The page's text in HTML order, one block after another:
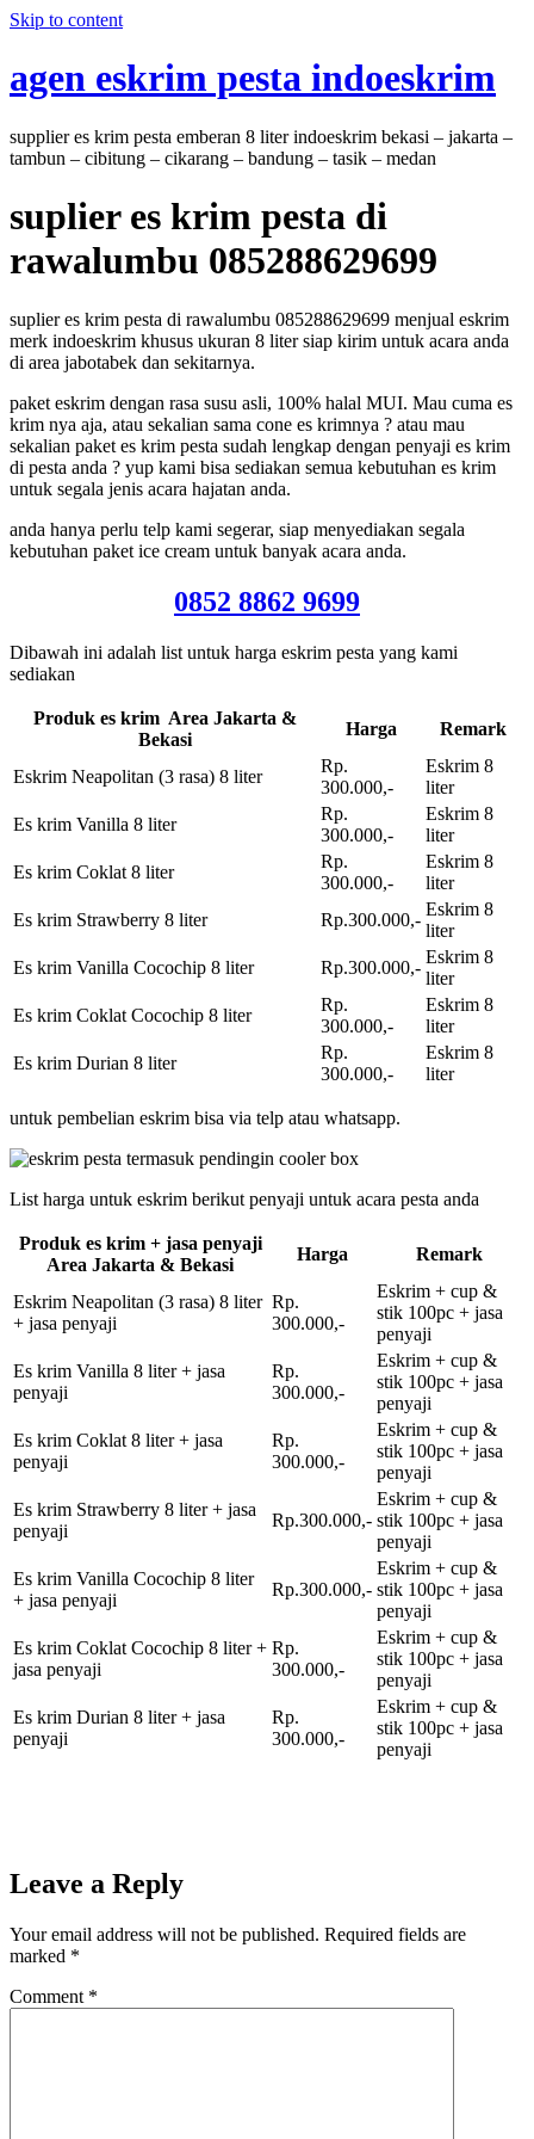
Skip to content
agen eskrim pesta indoeskrim
supplier es krim pesta emberan 8 liter indoeskrim bekasi – jakarta –
tambun – cibitung – cikarang – bandung – tasik – medan
suplier es krim pesta di
rawalumbu 085288629699
suplier es krim pesta di rawalumbu 085288629699 menjual eskrim
merk indoeskrim khusus ukuran 8 liter siap kirim untuk acara anda
di area jabotabek dan sekitarnya.
paket eskrim dengan rasa susu asli, 100% halal MUI. Mau cuma es
krim nya aja, atau sekalian sama cone es krimnya ? atau mau
sekalian paket es krim pesta sudah lengkap dengan penyaji es krim
di pesta anda ? yup kami bisa sediakan semua kebutuhan es krim
untuk segala jenis acara hajatan anda.
anda hanya perlu telp kami segerar, siap menyediakan segala
kebutuhan paket ice cream untuk banyak acara anda.
0852 8862 9699
Dibawah ini adalah list untuk harga eskrim pesta yang kami
sediakan
Produk es krim Area Jakarta &
Bekasi
Harga Remark
Eskrim Neapolitan (3 rasa) 8 liter
Rp.
300.000,-
Eskrim 8
liter
Es krim Vanilla 8 liter
Rp.
300.000,-
Eskrim 8
liter
Es krim Coklat 8 liter
Rp.
300.000,-
Eskrim 8
liter
Es krim Strawberry 8 liter
Rp.300.000,-
Eskrim 8
liter
Es krim Vanilla Cocochip 8 liter
Rp.300.000,-
Eskrim 8
liter
Es krim Coklat Cocochip 8 liter
Rp.
300.000,-
Eskrim 8
liter
Es krim Durian 8 liter
Rp.
300.000,-
Eskrim 8
liter
untuk pembelian eskrim bisa via telp atau whatsapp.
List harga untuk eskrim berikut penyaji untuk acara pesta anda
Produk es krim + jasa penyaji
Area Jakarta & Bekasi
Harga Remark
Eskrim Neapolitan (3 rasa) 8 liter
+ jasa penyaji
Rp.
300.000,-
Eskrim + cup &
stik 100pc + jasa
penyaji
Es krim Vanilla 8 liter + jasa
penyaji
Rp.
300.000,-
Eskrim + cup &
stik 100pc + jasa
penyaji
Es krim Coklat 8 liter + jasa
penyaji
Rp.
300.000,-
Eskrim + cup &
stik 100pc + jasa
penyaji
Es krim Strawberry 8 liter + jasa
penyaji
Rp.300.000,-
Eskrim + cup &
stik 100pc + jasa
penyaji
Es krim Vanilla Cocochip 8 liter
+ jasa penyaji
Rp.300.000,-
Eskrim + cup &
stik 100pc + jasa
penyaji
Es krim Coklat Cocochip 8 liter +
jasa penyaji
Rp.
300.000,-
Eskrim + cup &
stik 100pc + jasa
penyaji
Es krim Durian 8 liter + jasa
penyaji
Rp.
300.000,-
Eskrim + cup &
stik 100pc + jasa
penyaji
Leave a Reply
Your email address will not be published. Required fields are
marked *
Comment *